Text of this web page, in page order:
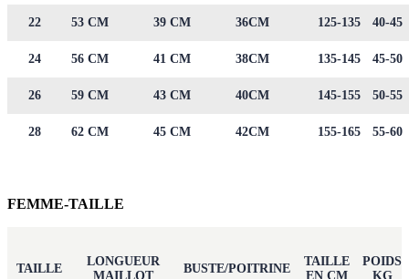
22 53 CM 39 CM 36CM 125-135 40-45
24 56 CM 41 CM 38CM 135-145 45-50
26 59 CM 43 CM 40CM 145-155 50-55
28 62 CM 45 CM 42CM 155-165 55-60
FEMME-TAILLE
TAILLE
LONGUEUR
MAILLOT
BUSTE/POITRINE
TAILLE
EN CM
POIDS
KG